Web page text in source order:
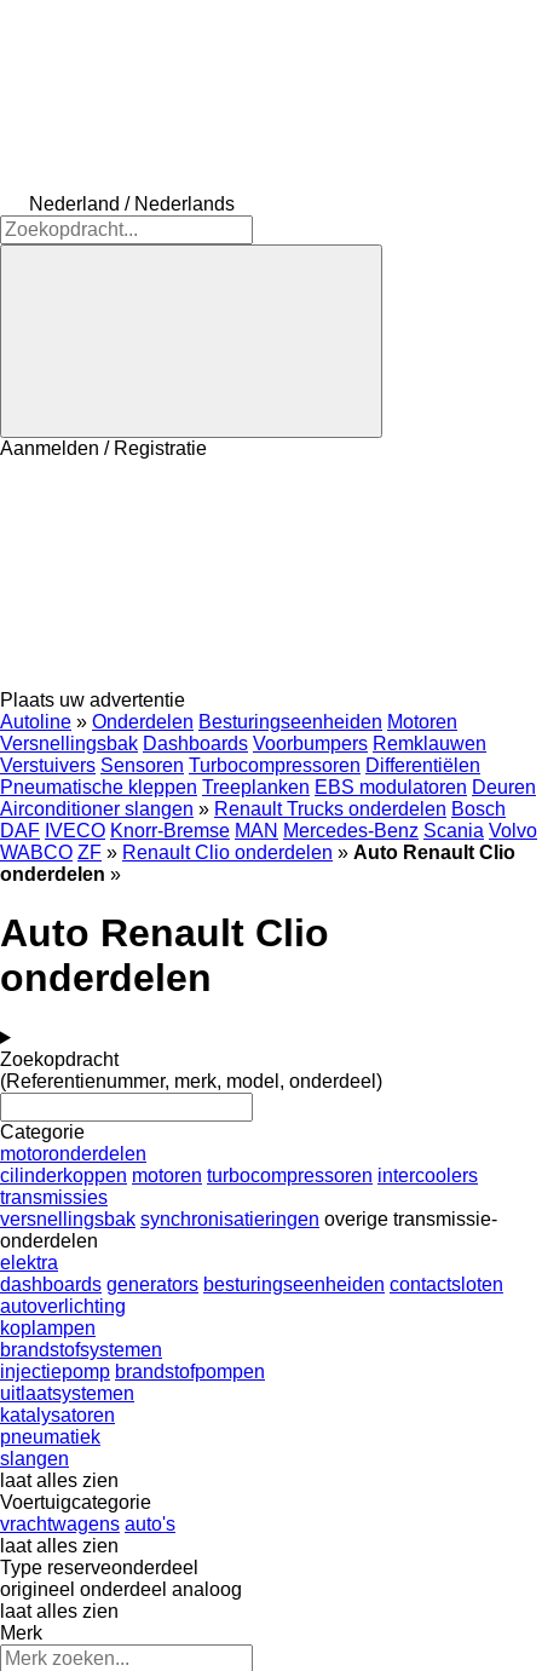
Nederland / Nederlands
Aanmelden / Registratie
Plaats uw advertentie
Autoline » Onderdelen Besturingseenheiden Motoren
Versnellingsbak Dashboards Voorbumpers Remklauwen
Verstuivers Sensoren Turbocompressoren Differentiëlen
Pneumatische kleppen Treeplanken EBS modulatoren Deuren
Airconditioner slangen » Renault Trucks onderdelen Bosch
DAF IVECO Knorr-Bremse MAN Mercedes-Benz Scania Volvo
WABCO ZF » Renault Clio onderdelen » Auto Renault Clio
onderdelen »
Auto Renault Clio
onderdelen
Zoekopdracht
(Referentienummer, merk, model, onderdeel)
Categorie
motoronderdelen
cilinderkoppen motoren turbocompressoren intercoolers
transmissies
versnellingsbak synchronisatieringen overige transmissie-
onderdelen
elektra
dashboards generators besturingseenheiden contactsloten
autoverlichting
koplampen
brandstofsystemen
injectiepomp brandstofpompen
uitlaatsystemen
katalysatoren
pneumatiek
slangen
laat alles zien
Voertuigcategorie
vrachtwagens auto's
laat alles zien
Type reserveonderdeel
origineel onderdeel analoog
laat alles zien
Merk